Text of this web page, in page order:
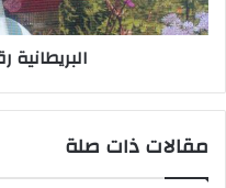
مقالات ذات صلة